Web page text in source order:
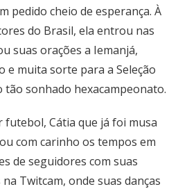
pedido cheio de esperança. À
do Brasil, ela entrou nas
suas orações a Iemanjá,
e muita sorte para a Seleção
tão sonhado hexacampeonato.
futebol, Cátia que já foi musa
com carinho os tempos em
de seguidores com suas
Twitcam, onde suas danças